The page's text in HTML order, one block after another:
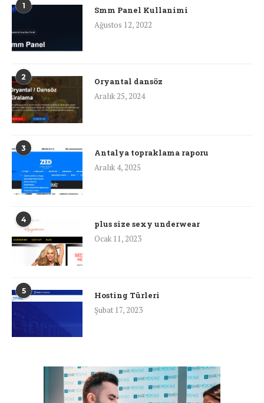
1
Smm Panel Kullanimi
Ağustos 12, 2022
2
Oryantal dansöz
Aralık 25, 2024
3
Antalya topraklama raporu
Aralık 4, 2025
4
plus size sexy underwear
Ocak 11, 2023
5
Hosting Türleri
Şubat 17, 2023